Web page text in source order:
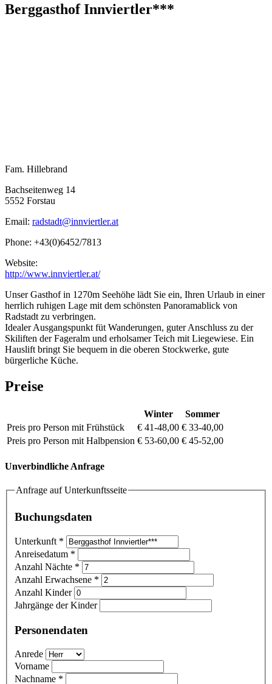
Berggasthof Innviertler***
Fam. Hillebrand
Bachseitenweg 14
5552 Forstau
Email: radstadt@innviertler.at
Phone: +43(0)6452/7813
Website:
http://www.innviertler.at/
Unser Gasthof in 1270m Seehöhe lädt Sie ein, Ihren Urlaub in einer
herrlich ruhigen Lage mit dem schönsten Panoramablick von
Radstadt zu verbringen.
Idealer Ausgangspunkt füt Wanderungen, guter Anschluss zu der
Skiliften der Fageralm und erholsamer Teich mit Liegewiese. Ein
Hauslift bringt Sie bequem in die oberen Stockwerke, gute
bürgerliche Küche.
Preise
Winter
Sommer
Preis pro Person mit Frühstück
€ 41-48,00 € 33-40,00
Preis pro Person mit Halbpension € 53-60,00 € 45-52,00
Unverbindliche Anfrage
Anfrage auf Unterkunftsseite
Buchungsdaten
Unterkunft *
Anreisedatum *
Anzahl Nächte *
Anzahl Erwachsene *
Anzahl Kinder
Jahrgänge der Kinder
Personendaten
Anrede
Vorname
Nachname *